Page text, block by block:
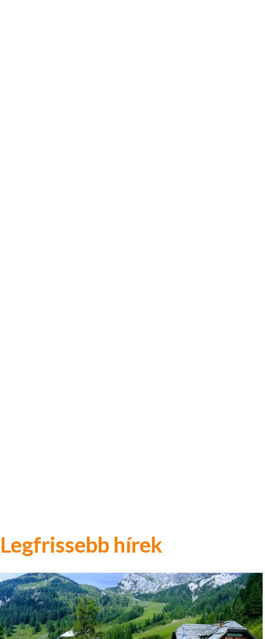
Legfrissebb hírek